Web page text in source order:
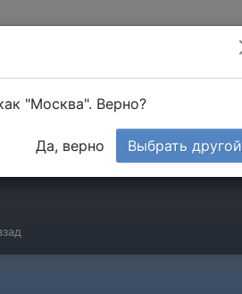
"Москва". Верно?
Да, верно Выбрать другой